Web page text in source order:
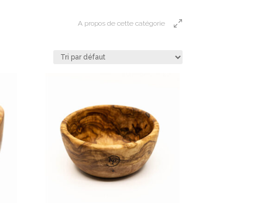
A propos de cette catégorie